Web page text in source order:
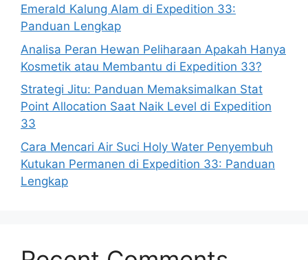
Emerald Kalung Alam di Expedition 33:
Panduan Lengkap
Analisa Peran Hewan Peliharaan Apakah Hanya
Kosmetik atau Membantu di Expedition 33?
Strategi Jitu: Panduan Memaksimalkan Stat
Point Allocation Saat Naik Level di Expedition
33
Cara Mencari Air Suci Holy Water Penyembuh
Kutukan Permanen di Expedition 33: Panduan
Lengkap